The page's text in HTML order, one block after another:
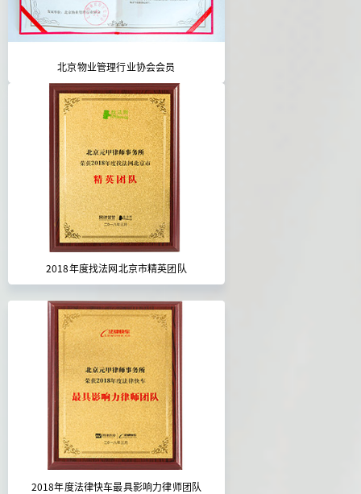
北京物业管理行业协会会员
2018年度找法网北京市精英团队
2018年度法律快车最具影响力律师团队